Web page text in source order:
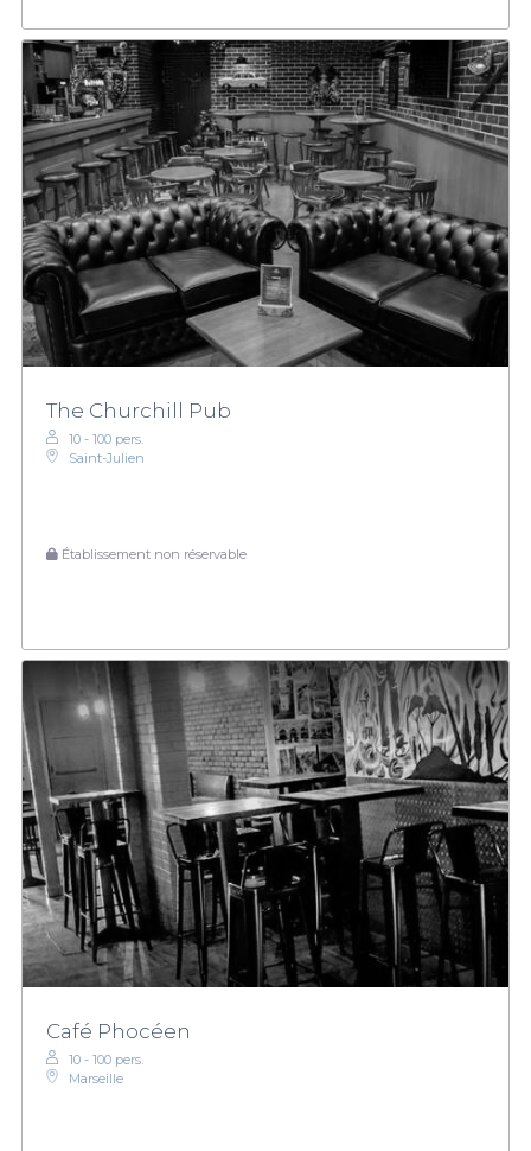
The Churchill Pub
10 - 100 pers.
Saint-Julien
Établissement non réservable
Café Phocéen
10 - 100 pers.
Marseille